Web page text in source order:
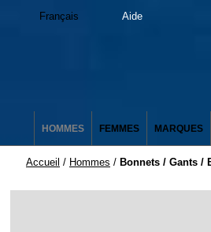
Français Aide
HOMMES FEMMES MARQUES
Accueil / Hommes / Bonnets / Gants /